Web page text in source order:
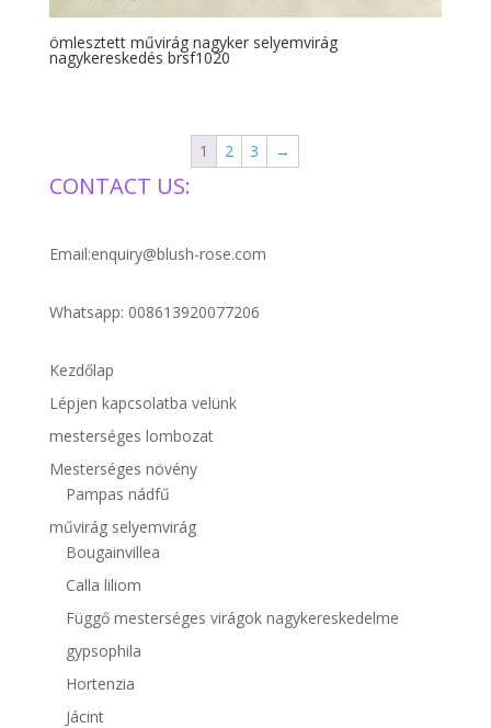
ömlesztett művirág nagyker selyemvirág
nagykereskedés brsf1020
1 2 3 →
CONTACT US:
Email:enquiry@blush-rose.com
Whatsapp: 008613920077206
Kezdőlap
Lépjen kapcsolatba velünk
mesterséges lombozat
Mesterséges növény
Pampas nádfű
művirág selyemvirág
Bougainvillea
Calla liliom
Függő mesterséges virágok nagykereskedelme
gypsophila
Hortenzia
Jácint